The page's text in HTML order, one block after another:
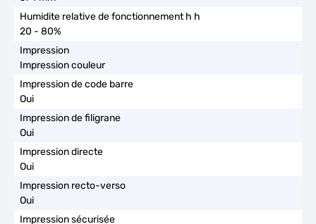
20 - 80%
Impression couleur
Oui
Oui
Oui
Oui